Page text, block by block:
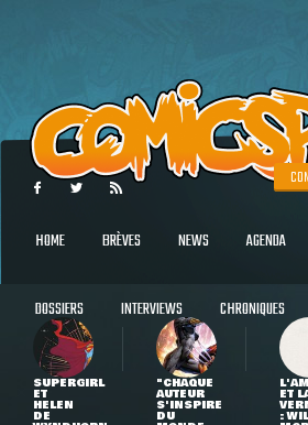
HOME BRÈVES NEWS AGENDA
DOSSIERS INTERVIEWS CHRONIQUES
SUPERGIRL
ET
HELEN
DE
"CHAQUE
AUTEUR
S'INSPIRE
DU
ET
: